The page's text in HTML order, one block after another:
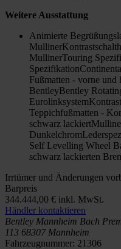
Weitere Ausstattung
Animierte
MullinerTouring
Fußmatten - vorne
BentleyBentley
Teppichfußmatten -
schwarz
Self Levelling Wheel
schwarz lackierten
Irrtümer und Änderungen
Barpreis
344.444,00 € inkl. MwSt.
Händler kontaktieren
Bentley Mannheim Bach
113 68307 Mannheim
Fahrzeugnummer: 21306